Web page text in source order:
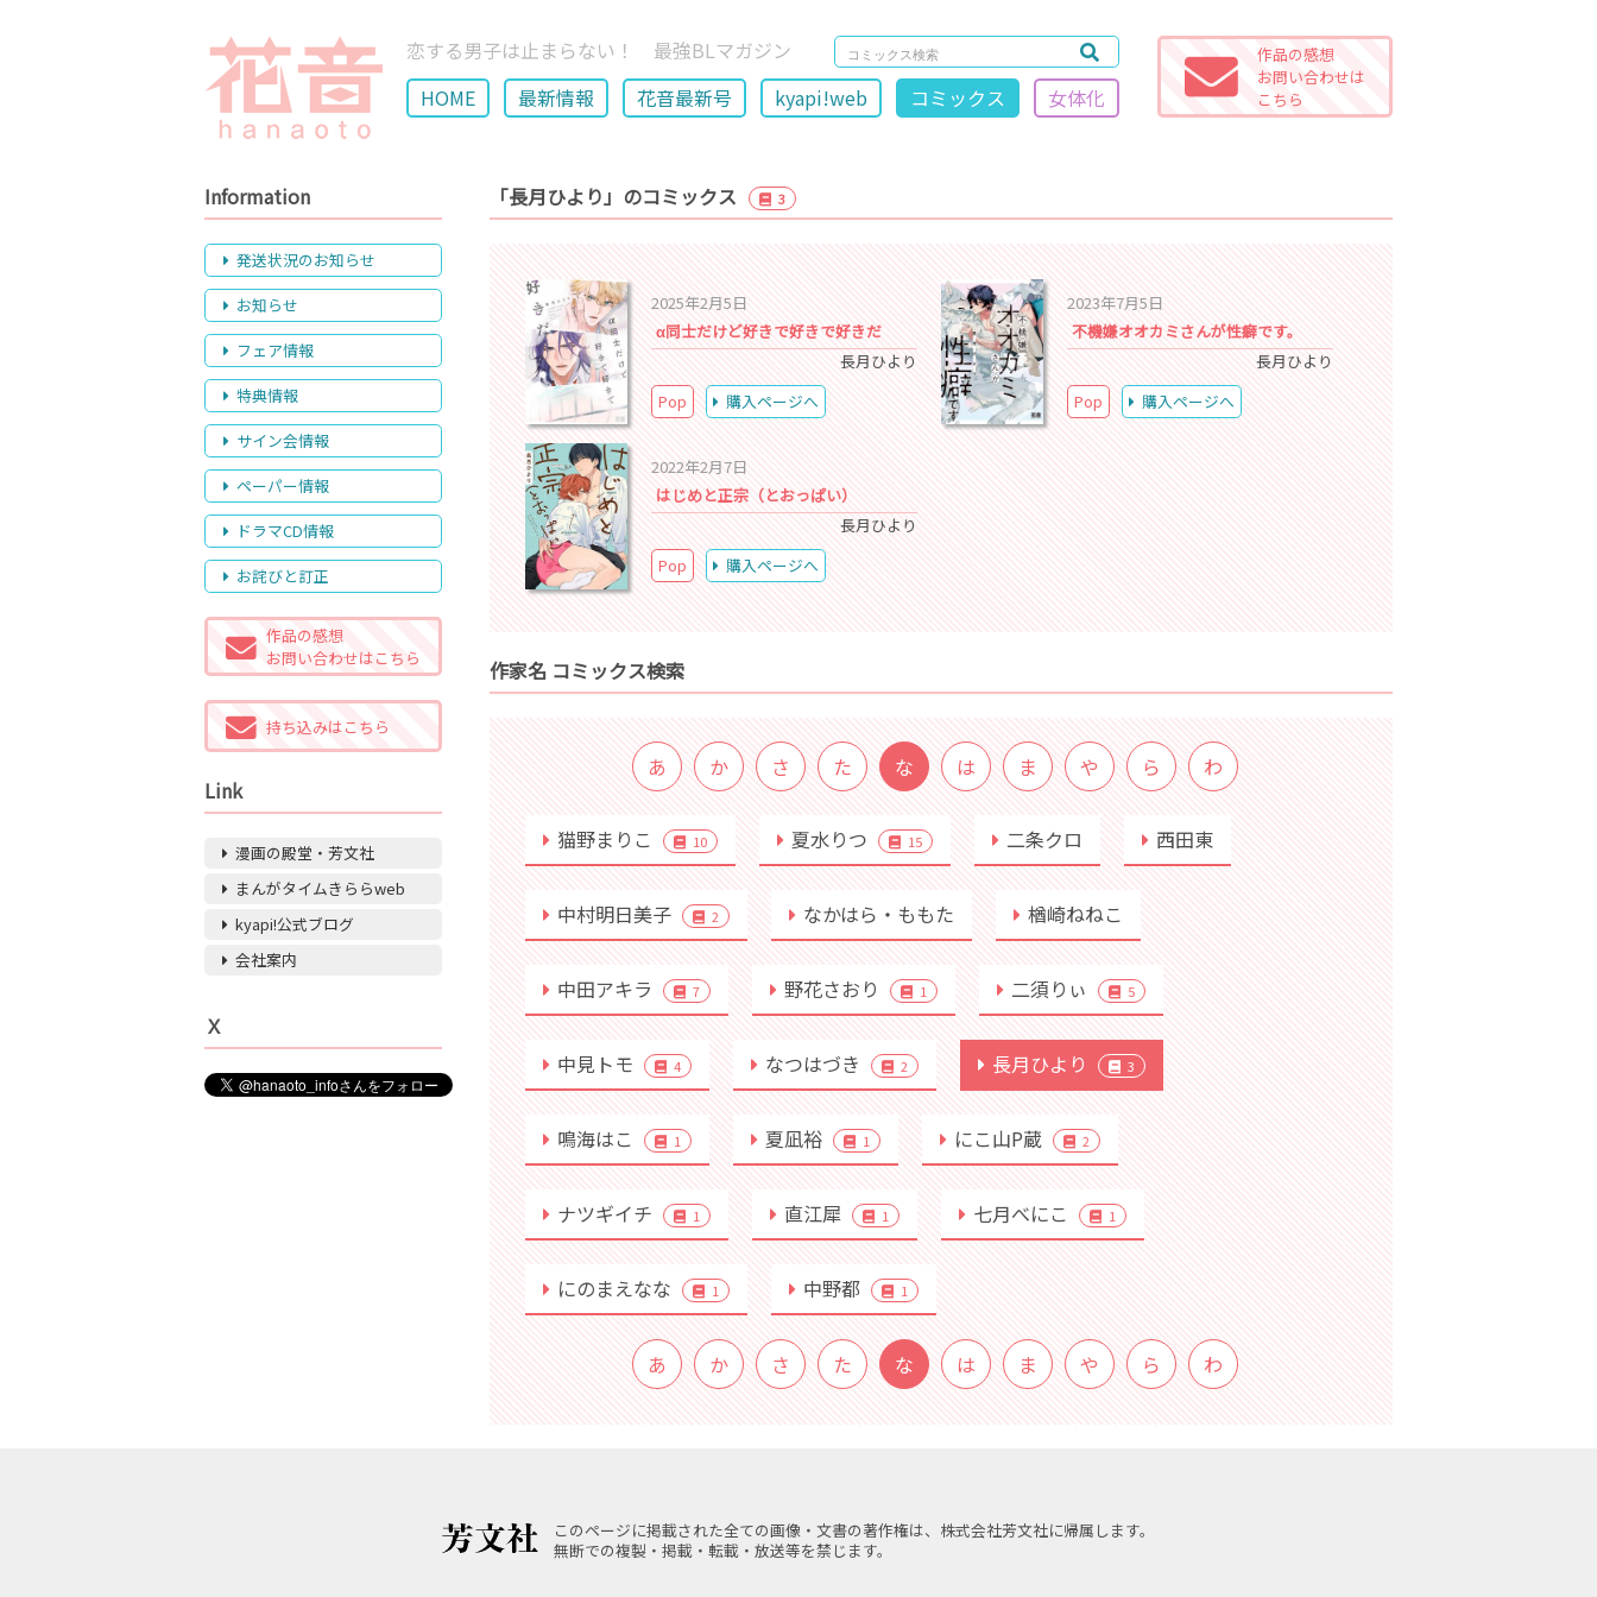
恋する男子は止まらない！ 最強BLマガジン
HOME
最新情報 花音最新号 kyapi!web コミックス 女体化
作品の感想
お問い合わせは
こちら
「長月ひより」のコミックス 3
2025年2月5日
α同士だけど好きで好きで好きだ
長月ひより
Pop
購入ページへ
2023年7月5日
不機嫌オオカミさんが性癖です。
長月ひより
Pop
購入ページへ
2022年2月7日
はじめと正宗（とおっぱい）
長月ひより
Pop
購入ページへ
作家名 コミックス検索
あ か さ た な は ま や ら わ
猫野まりこ 10 夏水りつ 15 二条クロ 西田東
中村明日美子 2 なかはら・ももた 楢崎ねねこ
中田アキラ 7 野花さおり 1 二須りぃ 5
中見トモ 4 なつはづき 2 長月ひより 3
鳴海はこ 1 夏凪裕 1 にこ山P蔵 2
ナツギイチ 1 直江犀 1 七月べにこ 1
にのまえなな 1 中野都 1
あ か さ た な は ま や ら わ
Information
発送状況のお知らせ
お知らせ
フェア情報
特典情報
サイン会情報
ペーパー情報
ドラマCD情報
お詫びと訂正
作品の感想
お問い合わせはこちら
持ち込みはこちら
Link
漫画の殿堂・芳文社
まんがタイムきららweb
kyapi!公式ブログ
会社案内
Ｘ
このページに掲載された全ての画像・文書の著作権は、株式会社芳文社に帰属します。
無断での複製・掲載・転載・放送等を禁じます。